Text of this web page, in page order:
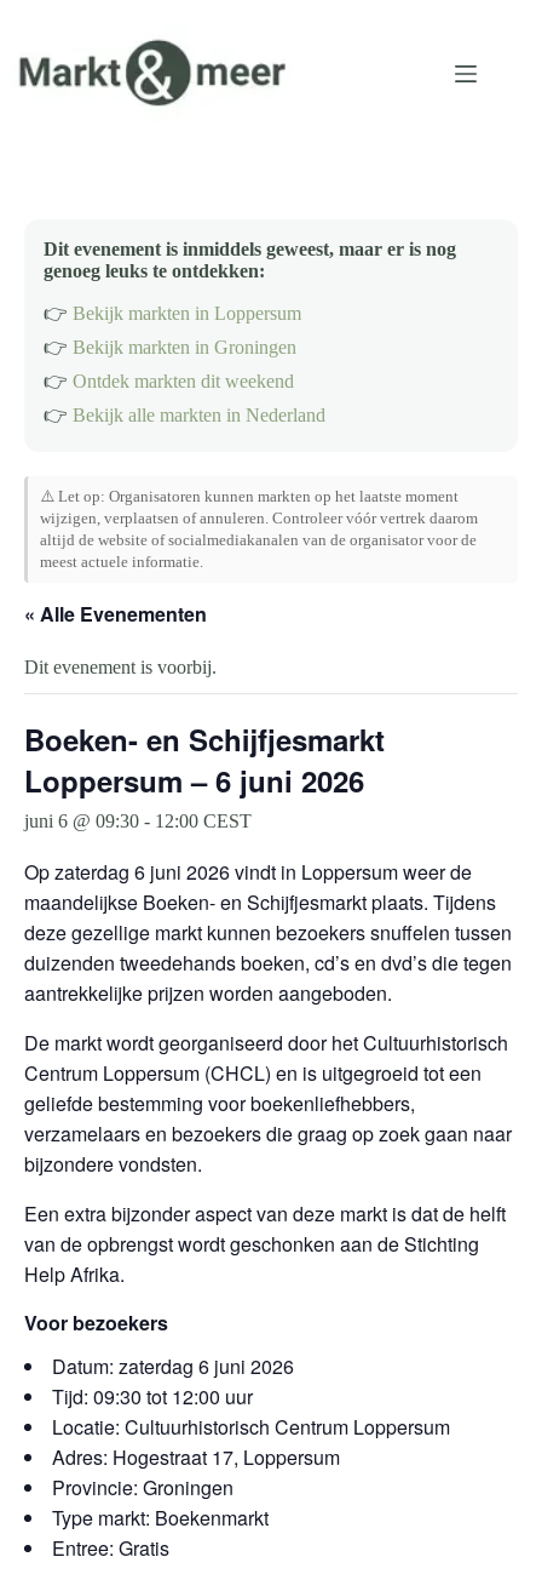
inhoud
Dit evenement is inmiddels geweest, maar er is nog
genoeg leuks te ontdekken:
👉 Bekijk markten in Loppersum
👉 Bekijk markten in Groningen
👉 Ontdek markten dit weekend
👉 Bekijk alle markten in Nederland
⚠️ Let op: Organisatoren kunnen markten op het laatste moment
wijzigen, verplaatsen of annuleren. Controleer vóór vertrek daarom
altijd de website of socialmediakanalen van de organisator voor de
meest actuele informatie.
« Alle Evenementen
Dit evenement is voorbij.
Boeken- en Schijfjesmarkt
Loppersum – 6 juni 2026
juni 6 @ 09:30 - 12:00 CEST
Op zaterdag 6 juni 2026 vindt in Loppersum weer de
maandelijkse Boeken- en Schijfjesmarkt plaats. Tijdens
deze gezellige markt kunnen bezoekers snuffelen tussen
duizenden tweedehands boeken, cd’s en dvd’s die tegen
aantrekkelijke prijzen worden aangeboden.
De markt wordt georganiseerd door het Cultuurhistorisch
Centrum Loppersum (CHCL) en is uitgegroeid tot een
geliefde bestemming voor boekenliefhebbers,
verzamelaars en bezoekers die graag op zoek gaan naar
bijzondere vondsten.
Een extra bijzonder aspect van deze markt is dat de helft
van de opbrengst wordt geschonken aan de Stichting
Help Afrika.
Voor bezoekers
Datum: zaterdag 6 juni 2026
Tijd: 09:30 tot 12:00 uur
Locatie: Cultuurhistorisch Centrum Loppersum
Adres: Hogestraat 17, Loppersum
Provincie: Groningen
Type markt: Boekenmarkt
Entree: Gratis